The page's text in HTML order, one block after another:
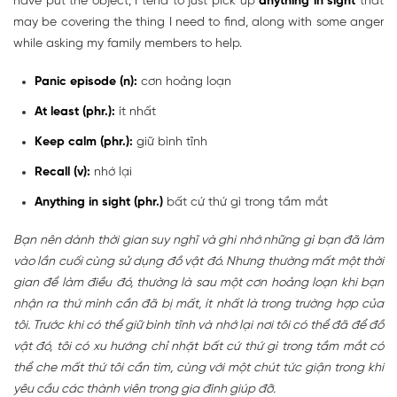
may be covering the thing I need to find, along with some anger
while asking my family members to help.
Panic episode (n): cơn hoảng loạn
At least (phr.): ít nhất
Keep calm (phr.): giữ bình tĩnh
Recall (v): nhớ lại
Anything in sight (phr.) bất cứ thứ gì trong tầm mắt
Bạn nên dành thời gian suy nghĩ và ghi nhớ những gì bạn đã làm
vào lần cuối cùng sử dụng đồ vật đó. Nhưng thường mất một thời
gian để làm điều đó, thường là sau một cơn hoảng loạn khi bạn
nhận ra thứ mình cần đã bị mất, ít nhất là trong trường hợp của
tôi. Trước khi có thể giữ bình tĩnh và nhớ lại nơi tôi có thể đã để đồ
vật đó, tôi có xu hướng chỉ nhặt bất cứ thứ gì trong tầm mắt có
thể che mất thứ tôi cần tìm, cùng với một chút tức giận trong khi
yêu cầu các thành viên trong gia đình giúp đỡ.